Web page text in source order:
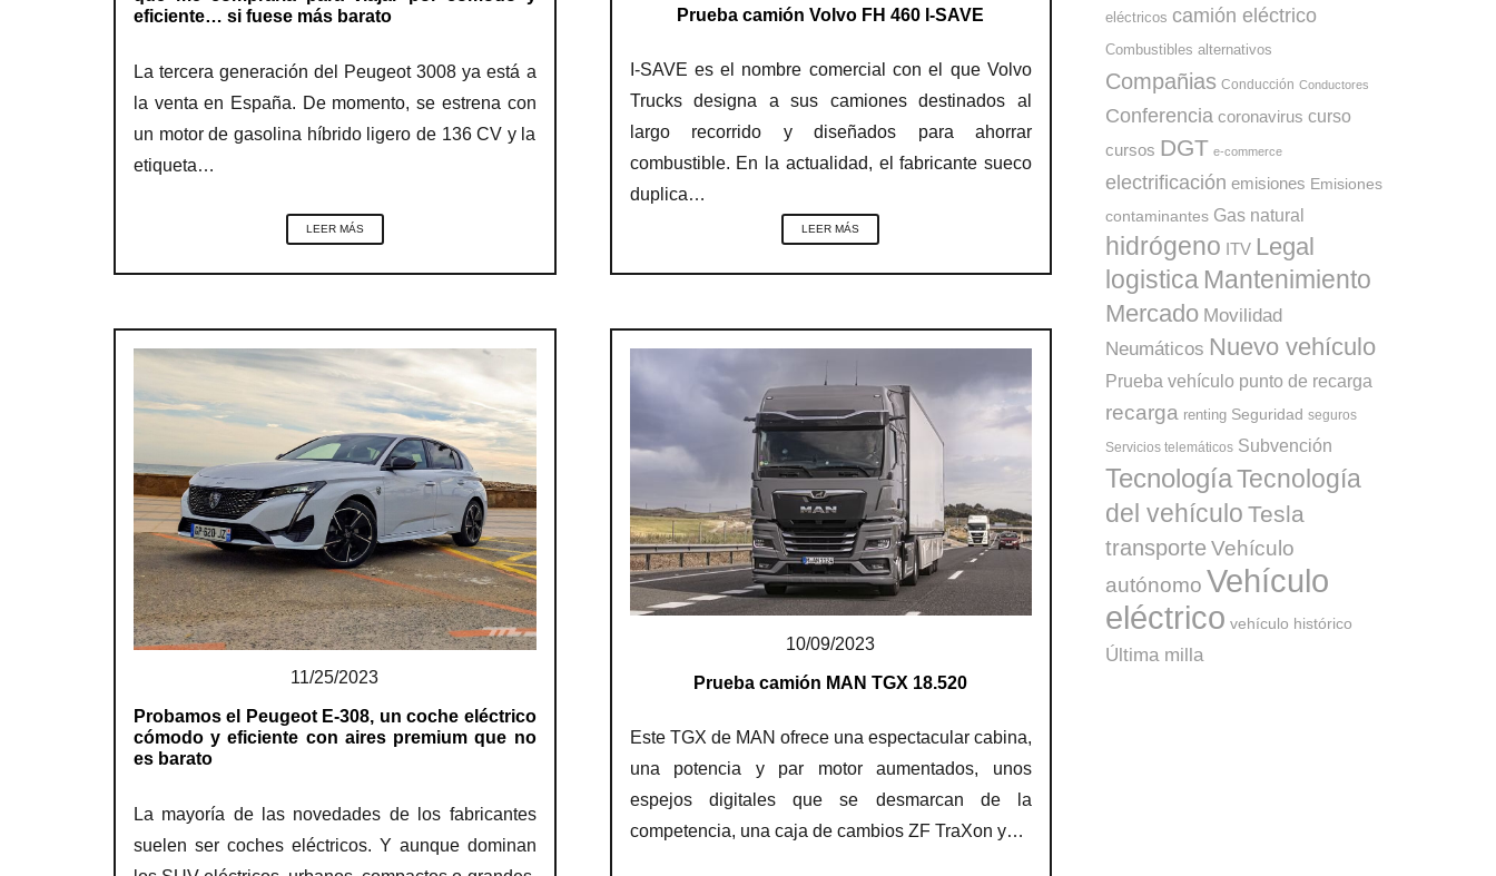
eficiente… si fuese más barato
La tercera generación del Peugeot 3008 ya está a
la venta en España. De momento, se estrena con
un motor de gasolina híbrido ligero de 136 CV y la
etiqueta…
LEER MÁS
Prueba camión Volvo FH 460 I-SAVE
I-SAVE es el nombre comercial con el que Volvo
Trucks designa a sus camiones destinados al
largo recorrido y diseñados para ahorrar
combustible. En la actualidad, el fabricante sueco
duplica…
LEER MÁS
11/25/2023
Probamos el Peugeot E-308, un coche eléctrico
cómodo y eficiente con aires premium que no
es barato
La mayoría de las novedades de los fabricantes
suelen ser coches eléctricos. Y aunque dominan
10/09/2023
Prueba camión MAN TGX 18.520
Este TGX de MAN ofrece una espectacular cabina,
una potencia y par motor aumentados, unos
espejos digitales que se desmarcan de la
competencia, una caja de cambios ZF TraXon y…
eléctricos camión eléctrico
Combustibles alternativos
Compañias Conducción Conductores
Conferencia coronavirus curso
cursos DGT e-commerce
electrificación emisiones Emisiones
contaminantes Gas natural
hidrógeno ITV Legal
logistica Mantenimiento
Mercado Movilidad
Neumáticos Nuevo vehículo
Prueba vehículo punto de recarga
recarga renting Seguridad seguros
Servicios telemáticos Subvención
TecnologíaTecnología
del vehículo Tesla
transporte Vehículo
autónomo Vehículo
eléctrico vehículo histórico
Última milla